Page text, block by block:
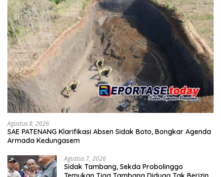
Agustus 8, 2026
SAE PATENANG Klarifikasi Absen Sidak Boto, Bongkar Agenda
Armada Kedungasem
Agustus 7, 2026
Sidak Tambang, Sekda Probolinggo